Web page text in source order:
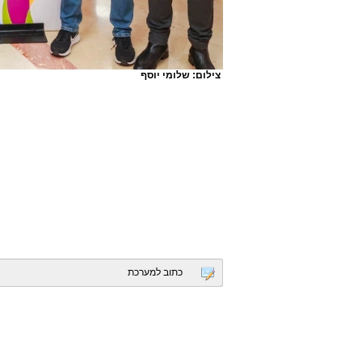
צילום: שלומי יוסף
כתוב למערכת